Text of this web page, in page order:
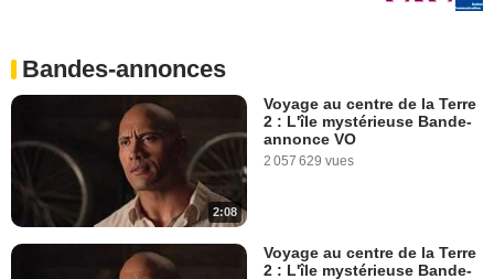
Bandes-annonces
2:08
Voyage au centre de la Terre
2 : L'île mystérieuse Bande-
annonce VO
2 057 629 vues
Voyage au centre de la Terre
2 : L'île mystérieuse Bande-